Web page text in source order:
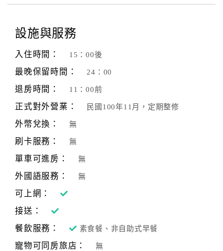
設施與服務
入住時間： 15：00後
最晚保留時間： 24：00
退房時間： 11：00前
正式對外營業： 民國100年11月，定期整修
外幣兌換： 無
刷卡服務： 無
單車可進房： 無
外國語服務： 無
可上網：
接送：
餐飲服務：
素食餐、非自助式早餐
寵物可同房旅店： 無